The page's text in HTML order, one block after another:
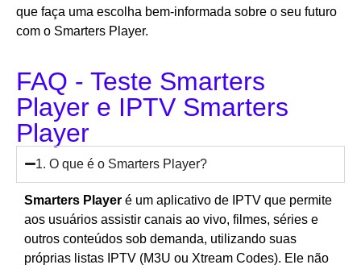
que faça uma escolha bem-informada sobre o seu futuro
com o Smarters Player.
FAQ - Teste Smarters
Player e IPTV Smarters
Player
1. O que é o Smarters Player?
Smarters Player é um aplicativo de IPTV que permite
aos usuários assistir canais ao vivo, filmes, séries e
outros conteúdos sob demanda, utilizando suas
próprias listas IPTV (M3U ou Xtream Codes). Ele não